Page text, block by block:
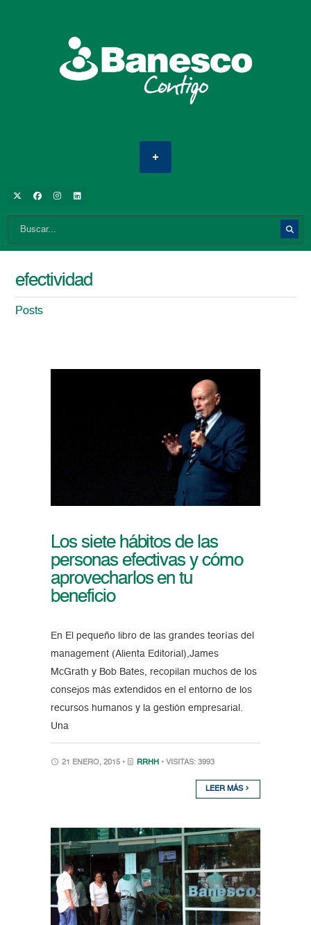
efectividad
Posts
Los siete hábitos de las
personas efectivas y cómo
aprovecharlos en tu
beneficio
En El pequeño libro de las grandes teorías del
management (Alienta Editorial),James
McGrath y Bob Bates, recopilan muchos de los
consejos más extendidos en el entorno de los
recursos humanos y la gestión empresarial.
Una
21 ENERO, 2015 • RRHH • VISITAS: 3993
LEER MÁS